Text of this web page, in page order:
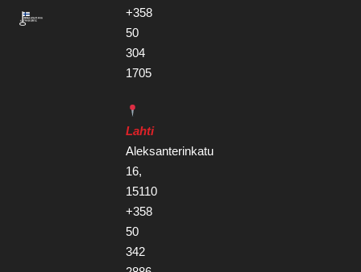
+358
50
304
1705
Lahti
Aleksanterinkatu
16,
15110
+358
50
342